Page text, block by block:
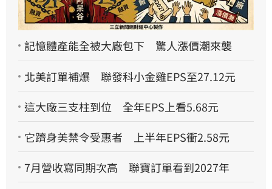
記憶體產能全被大廠包下 驚人漲價潮來襲
北美訂單補爆 聯發科小金雞EPS至27.12元
這大廠三支柱到位 全年EPS上看5.68元
它躋身美禁令受惠者 上半年EPS衝2.58元
7月營收寫同期次高 聯寶訂單看到2027年